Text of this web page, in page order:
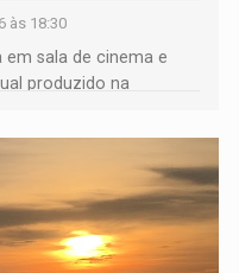
às 18:30
em sala de cinema e
produzido na